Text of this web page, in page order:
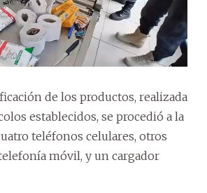
de los productos, realizada
establecidos, se procedió a la
teléfonos celulares, otros
móvil, y un cargador